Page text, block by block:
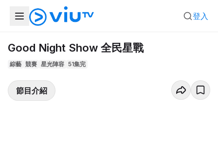
登入
Good Night Show 全民星戰
綜藝 競賽 星光陣容 51集完
節目介紹